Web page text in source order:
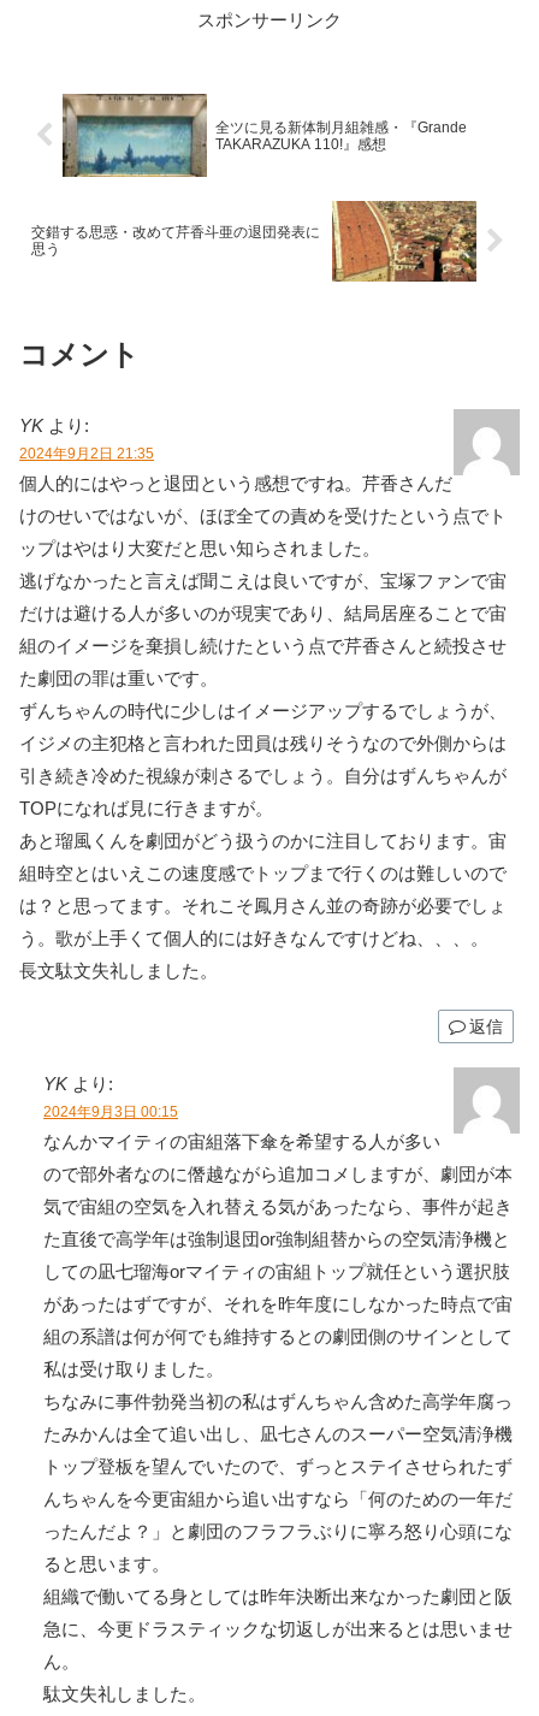
ップ娘役に就任。そんな彼女と一緒に上
スポンサーリンク
全ツに見る新体制月組雑感・『Grande
TAKARAZUKA 110!』感想
交錯する思惑・改めて芹香斗亜の退団発表に
思う
コメント
YK より:
2024年9月2日 21:35
個人的にはやっと退団という感想ですね。芹香さんだ
けのせいではないが、ほぼ全ての責めを受けたという点でト
ップはやはり大変だと思い知らされました。
逃げなかったと言えば聞こえは良いですが、宝塚ファンで宙
だけは避ける人が多いのが現実であり、結局居座ることで宙
組のイメージを棄損し続けたという点で芹香さんと続投させ
た劇団の罪は重いです。
ずんちゃんの時代に少しはイメージアップするでしょうが、
イジメの主犯格と言われた団員は残りそうなので外側からは
引き続き冷めた視線が刺さるでしょう。自分はずんちゃんが
TOPになれば見に行きますが。
あと瑠風くんを劇団がどう扱うのかに注目しております。宙
組時空とはいえこの速度感でトップまで行くのは難しいので
は？と思ってます。それこそ鳳月さん並の奇跡が必要でしょ
う。歌が上手くて個人的には好きなんですけどね、、、。
長文駄文失礼しました。
返信
YK より:
2024年9月3日 00:15
なんかマイティの宙組落下傘を希望する人が多い
ので部外者なのに僭越ながら追加コメしますが、劇団が本
気で宙組の空気を入れ替える気があったなら、事件が起き
た直後で高学年は強制退団or強制組替からの空気清浄機と
しての凪七瑠海orマイティの宙組トップ就任という選択肢
があったはずですが、それを昨年度にしなかった時点で宙
組の系譜は何が何でも維持するとの劇団側のサインとして
私は受け取りました。
ちなみに事件勃発当初の私はずんちゃん含めた高学年腐っ
たみかんは全て追い出し、凪七さんのスーパー空気清浄機
トップ登板を望んでいたので、ずっとステイさせられたず
んちゃんを今更宙組から追い出すなら「何のための一年だ
ったんだよ？」と劇団のフラフラぶりに寧ろ怒り心頭にな
ると思います。
組織で働いてる身としては昨年決断出来なかった劇団と阪
急に、今更ドラスティックな切返しが出来るとは思いませ
ん。
駄文失礼しました。